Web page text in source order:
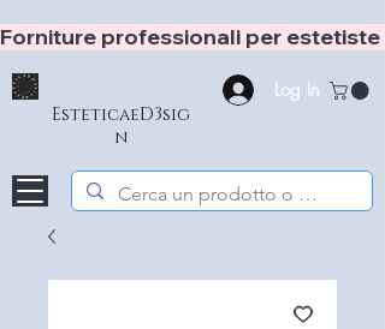
Forniture professionali per
EsteticaeD3sig
n
Log In